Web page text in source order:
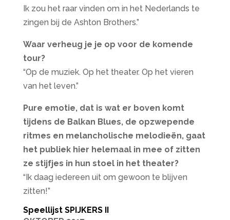
Ik zou het raar vinden om in het Nederlands te
zingen bij de Ashton Brothers.”
Waar verheug je je op voor de komende
tour?
“Op de muziek. Op het theater. Op het vieren
van het leven.”
Pure emotie, dat is wat er boven komt
tijdens de Balkan Blues, de opzwepende
ritmes en melancholische melodieën, gaat
het publiek hier helemaal in mee of zitten
ze stijfjes in hun stoel in het theater?
“Ik daag iedereen uit om gewoon te blijven
zitten!”
Speellijst SPIJKERS II